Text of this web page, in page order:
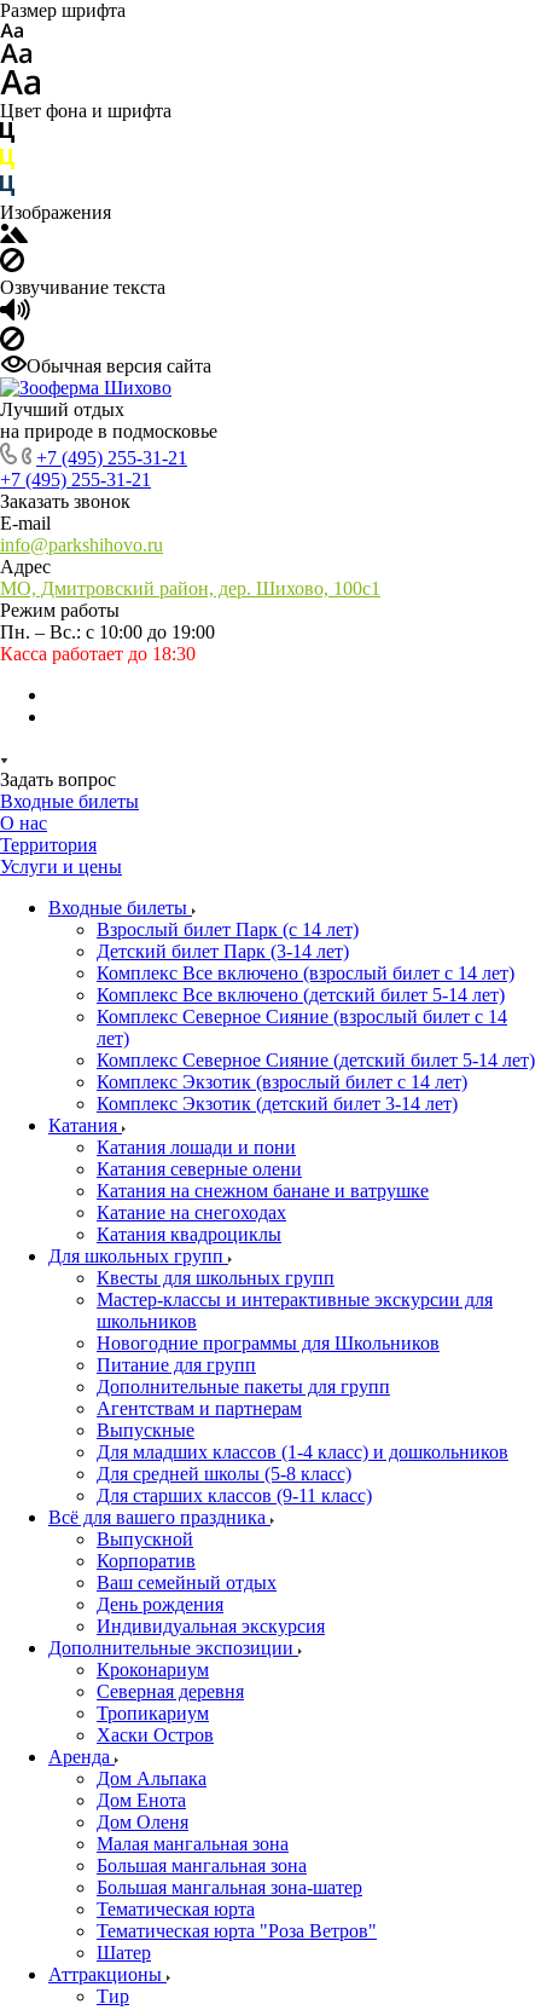
Размер шрифта
Цвет фона и шрифта
Изображения
Озвучивание текста
Обычная версия сайта
Лучший отдых
на природе в подмосковье
+7 (495) 255-31-21
+7 (495) 255-31-21
Заказать звонок
E-mail
info@parkshihovo.ru
Адрес
МО, Дмитровский район, дер. Шихово, 100с1
Режим работы
Пн. – Вс.: с 10:00 до 19:00
Касса работает до 18:30
Задать вопрос
Входные билеты
О нас
Территория
Услуги и цены
Входные билеты
Взрослый билет Парк (с 14 лет)
Детский билет Парк (3-14 лет)
Комплекс Все включено (взрослый билет с 14 лет)
Комплекс Все включено (детский билет 5-14 лет)
Комплекс Северное Сияние (взрослый билет с 14
лет)
Комплекс Северное Сияние (детский билет 5-14 лет)
Комплекс Экзотик (взрослый билет с 14 лет)
Комплекс Экзотик (детский билет 3-14 лет)
Катания
Катания лошади и пони
Катания северные олени
Катания на снежном банане и ватрушке
Катание на снегоходах
Катания квадроциклы
Для школьных групп
Квесты для школьных групп
Мастер-классы и интерактивные экскурсии для
школьников
Новогодние программы для Школьников
Питание для групп
Дополнительные пакеты для групп
Агентствам и партнерам
Выпускные
Для младших классов (1-4 класс) и дошкольников
Для средней школы (5-8 класс)
Для старших классов (9-11 класс)
Всё для вашего праздника
Выпускной
Корпоратив
Ваш семейный отдых
День рождения
Индивидуальная экскурсия
Дополнительные экспозиции
Кроконариум
Северная деревня
Тропикариум
Хаски Остров
Аренда
Дом Альпака
Дом Енота
Дом Оленя
Малая мангальная зона
Большая мангальная зона
Большая мангальная зона-шатер
Тематическая юрта
Тематическая юрта "Роза Ветров"
Шатер
Аттракционы
Тир